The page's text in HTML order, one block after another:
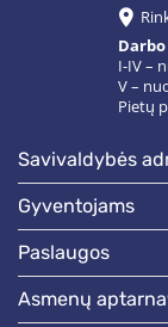
I-IV –
V –
Pietų
savivaldybės
gyventojams
paslaugos
asmenų